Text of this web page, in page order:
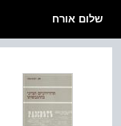
שלום אורח